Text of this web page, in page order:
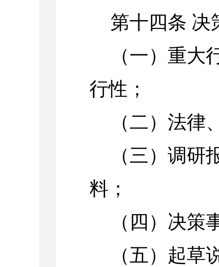
第十四条 决
（一）重
行性；
（二）法律
（三）调
料；
（四）决策
（五）起草